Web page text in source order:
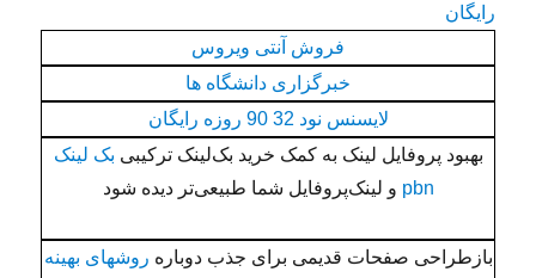
رایگان
فروش آنتی ویروس
خبرگزاری دانشگاه ها
لایسنس نود 32 90 روزه رایگان
بهبود پروفایل لینک به کمک خرید بک‌لینک ترکیبی بک لینک
pbn و لینک‌پروفایل شما طبیعی‌تر دیده شود
بازطراحی صفحات قدیمی برای جذب دوباره روشهای بهینه